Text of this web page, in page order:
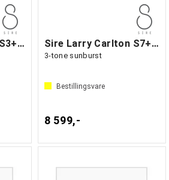
Sire Larry Carlton S3+ HSS New Gen Sire Larry Carlton S7+ New Gen
3-tone sunburst
Bestillingsvare
8 599,-